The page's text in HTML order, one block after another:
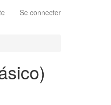
Se connecter